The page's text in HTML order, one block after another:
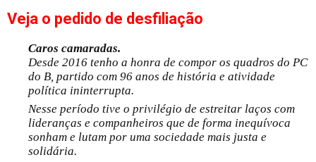
Veja o pedido de desfiliação
Caros camaradas.
Desde 2016 tenho a honra de compor os quadros do PC
do B, partido com 96 anos de história e atividade
política ininterrupta.
Nesse período tive o privilégio de estreitar laços com
lideranças e companheiros que de forma inequívoca
sonham e lutam por uma sociedade mais justa e
solidária.